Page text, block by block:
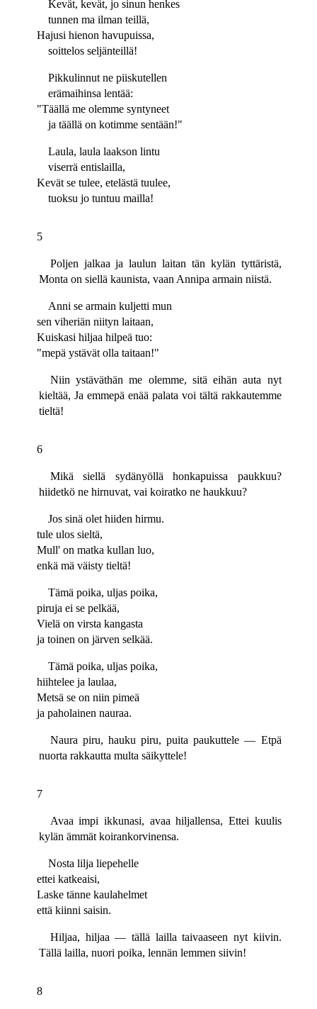
Kevät, kevät, jo sinun henkes
tunnen ma ilman teillä,
Hajusi hienon havupuissa,
soittelos seljänteillä!
Pikkulinnut ne piiskutellen
erämaihinsa lentää:
"Täällä me olemme syntyneet
ja täällä on kotimme sentään!"
Laula, laula laakson lintu
viserrä entislailla,
Kevät se tulee, etelästä tuulee,
tuoksu jo tuntuu mailla!
5
Poljen jalkaa ja laulun laitan tän kylän tyttäristä,
Monta on siellä kaunista, vaan Annipa armain niistä.
Anni se armain kuljetti mun
sen viheriän niityn laitaan,
Kuiskasi hiljaa hilpeä tuo:
"mepä ystävät olla taitaan!"
Niin ystäväthän me olemme, sitä eihän auta nyt
kieltää, Ja emmepä enää palata voi tältä rakkautemme
tieltä!
6
Mikä siellä sydänyöllä honkapuissa paukkuu?
hiidetkö ne hirnuvat, vai koiratko ne haukkuu?
Jos sinä olet hiiden hirmu.
tule ulos sieltä,
Mull' on matka kullan luo,
enkä mä väisty tieltä!
Tämä poika, uljas poika,
piruja ei se pelkää,
Vielä on virsta kangasta
ja toinen on järven selkää.
Tämä poika, uljas poika,
hiihtelee ja laulaa,
Metsä se on niin pimeä
ja paholainen nauraa.
Naura piru, hauku piru, puita paukuttele — Etpä
nuorta rakkautta multa säikyttele!
7
Avaa impi ikkunasi, avaa hiljallensa, Ettei kuulis
kylän ämmät koirankorvinensa.
Nosta lilja liepehelle
ettei katkeaisi,
Laske tänne kaulahelmet
että kiinni saisin.
Hiljaa, hiljaa — tällä lailla taivaaseen nyt kiivin.
Tällä lailla, nuori poika, lennän lemmen siivin!
8